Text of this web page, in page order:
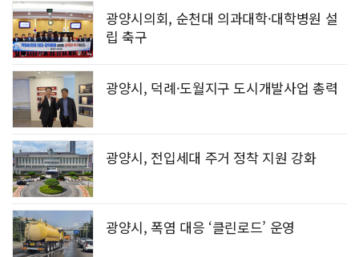
광양시의회, 순천대 의과대학·대학병원 설
립 축구
광양시, 덕례·도월지구 도시개발사업 총력
광양시, 전입세대 주거 정착 지원 강화
광양시, 폭염 대응 ‘클린로드’ 운영